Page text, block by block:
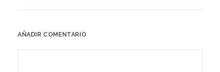
AÑADIR COMENTARIO